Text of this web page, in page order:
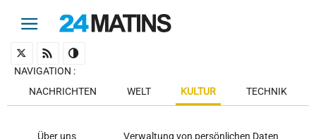
NAVIGATION :
NACHRICHTEN
WELT KULTUR TECHNIK
Über uns Verwaltung von persönlichen Daten